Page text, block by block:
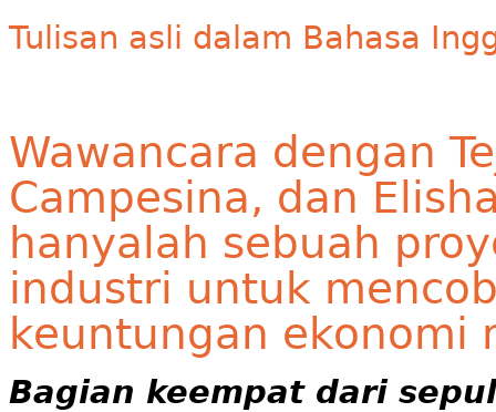
Tulisan asli dalam Bahasa
Wawancara dengan
Campesina, dan
hanyalah sebuah
industri untuk
keuntungan ekonomi
Bagian keempat dari